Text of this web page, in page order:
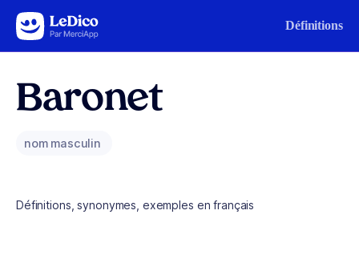
Aller au contenu Définitions
Baronet
nom masculin
Définitions, synonymes, exemples en français